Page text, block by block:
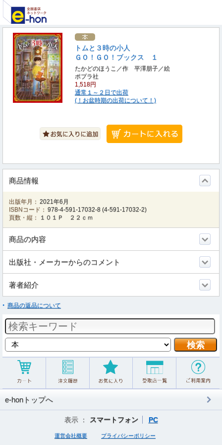
トムと３時の小人
ＧＯ！ＧＯ！ブックス １
たかどのほうこ／作 平澤朋子／絵
ポプラ社
1,518円
通常１～２日で出荷
(！お盆時期の出荷について！)
商品情報
出版年月： 2021年6月
ISBNコード： 978-4-591-17032-8 (4-591-17032-2)
頁数・縦：
１０１Ｐ ２２ｃｍ
商品の内容
出版社・メーカーからのコメント
著者紹介
商品の返品について
e-honトップへ
表示 ： スマートフォン PC
運営会社概要 プライバシーポリシー